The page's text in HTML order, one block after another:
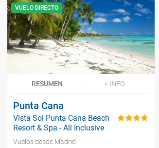
VUELO DIRECTO
RESUMEN + INFO
Punta Cana
Vista Sol Punta Cana Beach
Resort & Spa - All Inclusive
Vuelos desde Madrid